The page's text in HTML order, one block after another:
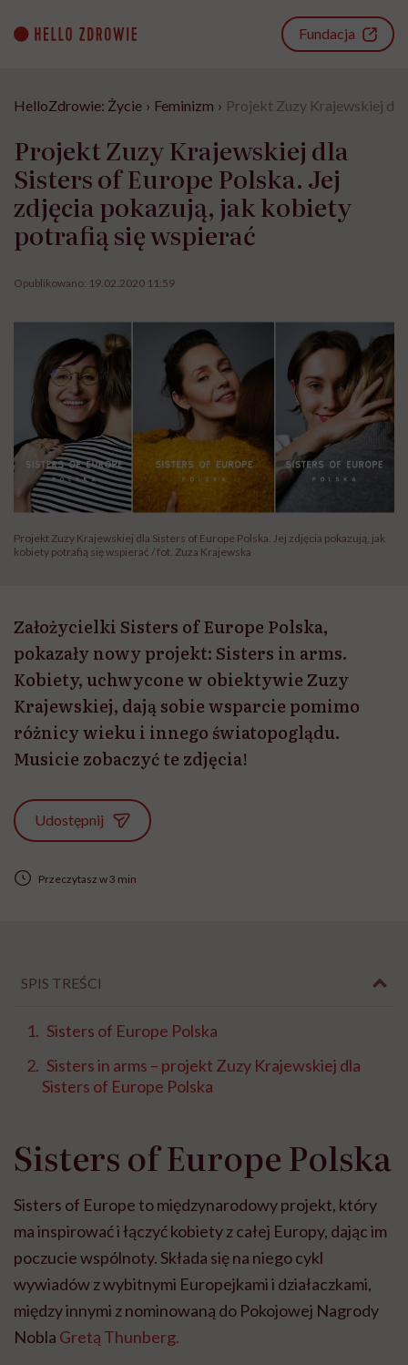
content
Fundacja
HelloZdrowie: Życie › Feminizm › Projekt Zuzy Krajewskiej
Projekt Zuzy Krajewskiej dla
Sisters of Europe Polska. Jej
zdjęcia pokazują, jak kobiety
potrafią się wspierać
Opublikowano: 19.02.2020 11:59
Projekt Zuzy Krajewskiej dla Sisters of Europe Polska. Jej zdjęcia pokazują, jak
kobiety potrafią się wspierać / fot. Zuza Krajewska
Założycielki Sisters of Europe Polska,
pokazały nowy projekt: Sisters in arms.
Kobiety, uchwycone w obiektywie Zuzy
Krajewskiej, dają sobie wsparcie pomimo
różnicy wieku i innego światopoglądu.
Musicie zobaczyć te zdjęcia!
Udostępnij
Przeczytasz w 3 min
SPIS TREŚCI
Sisters of Europe Polska
Sisters in arms – projekt Zuzy Krajewskiej dla
Sisters of Europe Polska
Sisters of Europe Polska
Sisters of Europe to międzynarodowy projekt, który
ma inspirować i łączyć kobiety z całej Europy, dając im
poczucie wspólnoty. Składa się na niego cykl
wywiadów z wybitnymi Europejkami i działaczkami,
między innymi z nominowaną do Pokojowej Nagrody
Nobla Gretą Thunberg.